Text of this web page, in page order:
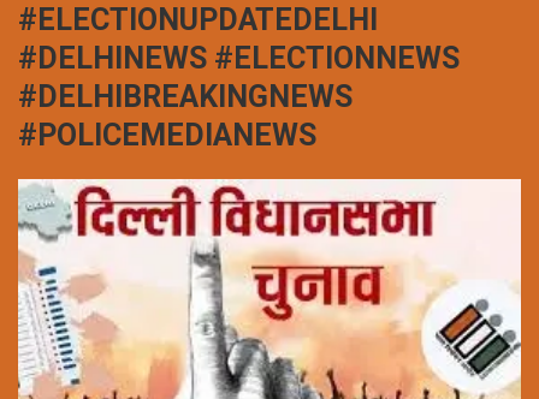
#ELECTIONUPDATEDELHI
#DELHINEWS #ELECTIONNEWS
#DELHIBREAKINGNEWS
#POLICEMEDIANEWS